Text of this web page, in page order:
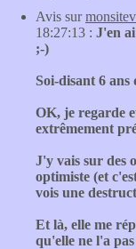
Avis sur
18:27:13 : J'en
;-)
Soi-disant 6 ans
OK, je regarde
extrêmement
J'y vais sur des
optimiste (et
vois une
Et là, elle me
qu'elle ne l'a